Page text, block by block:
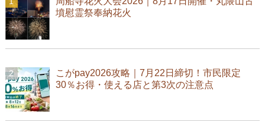
墳慰霊祭奉納花火
こがpay2026攻略｜7月22日締切！市民限定
30％お得・使える店と第3次の注意点